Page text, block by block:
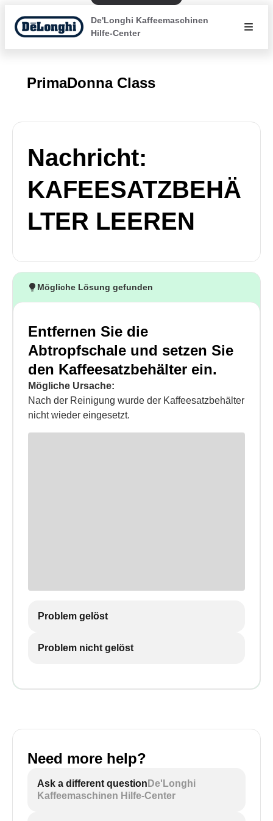
De'Longhi Kaffeemaschinen
Hilfe-Center
PrimaDonna Class
Nachricht:
KAFEESATZBEHÄ
LTER LEEREN
Mögliche Lösung gefunden
Entfernen Sie die
Abtropfschale und setzen Sie
den Kaffeesatzbehälter ein.
Mögliche Ursache:
Nach der Reinigung wurde der Kaffeesatzbehälter
nicht wieder eingesetzt.
Problem gelöst
Problem nicht gelöst
Need more help?
Ask a different question De'Longhi
Kaffeemaschinen Hilfe-Center